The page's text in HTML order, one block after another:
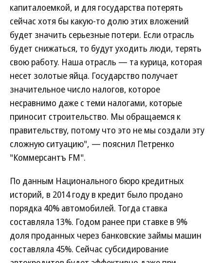
капиталоемкой, и для государства потерять
сейчас хотя бы какую-то долю этих вложений
будет значить серьезные потери. Если отрасль
будет снижаться, то будут уходить люди, терять
свою работу. Наша отрасль — та курица, которая
несет золотые яйца. Государство получает
значительное число налогов, которое
несравнимо даже с теми налогами, которые
приносит строительство. Мы обращаемся к
правительству, потому что это не мы создали эту
сложную ситуацию", — пояснил Петренко
"Коммерсантъ FM".
По данным Национального бюро кредитных
историй, в 2014 году в кредит было продано
порядка 40% автомобилей. Тогда ставка
составляла 13%. Годом ранее при ставке в 9%
доля проданных через банковские займы машин
составляла 45%. Сейчас субсидирование